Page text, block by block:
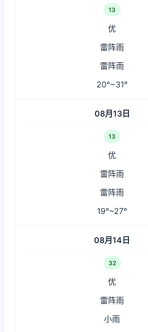
13
优
雷阵雨
雷阵雨
20°~31°
08月13日
13
优
雷阵雨
雷阵雨
19°~27°
08月14日
32
优
雷阵雨
小雨